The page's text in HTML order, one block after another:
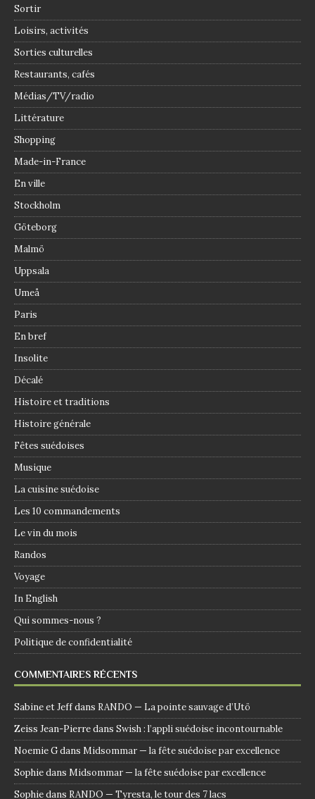
Sortir
Loisirs, activités
Sorties culturelles
Restaurants, cafés
Médias/TV/radio
Littérature
Shopping
Made-in-France
En ville
Stockholm
Göteborg
Malmö
Uppsala
Umeå
Paris
En bref
Insolite
Décalé
Histoire et traditions
Histoire générale
Fêtes suédoises
Musique
La cuisine suédoise
Les 10 commandements
Le vin du mois
Randos
Voyage
In English
Qui sommes-nous ?
Politique de confidentialité
COMMENTAIRES RÉCENTS
Sabine et Jeffdans RANDO — La pointe sauvage d’Utö
Zeiss Jean-Pierredans Swish : l’appli suédoise incontournable
Noemie Gdans Midsommar — la fête suédoise par excellence
Sophiedans Midsommar — la fête suédoise par excellence
Sophiedans RANDO — Tyresta, le tour des 7 lacs